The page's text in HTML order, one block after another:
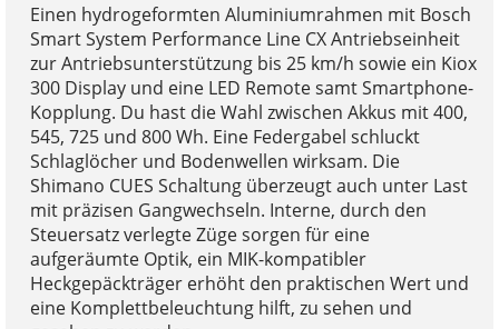
Einen hydrogeformten Aluminiumrahmen mit Bosch
Smart System Performance Line CX Antriebseinheit
zur Antriebsunterstützung bis 25 km/h sowie ein Kiox
300 Display und eine LED Remote samt Smartphone-
Kopplung. Du hast die Wahl zwischen Akkus mit 400,
545, 725 und 800 Wh. Eine Federgabel schluckt
Schlaglöcher und Bodenwellen wirksam. Die
Shimano CUES Schaltung überzeugt auch unter Last
mit präzisen Gangwechseln. Interne, durch den
Steuersatz verlegte Züge sorgen für eine
aufgeräumte Optik, ein MIK-kompatibler
Heckgepäckträger erhöht den praktischen Wert und
eine Komplettbeleuchtung hilft, zu sehen und